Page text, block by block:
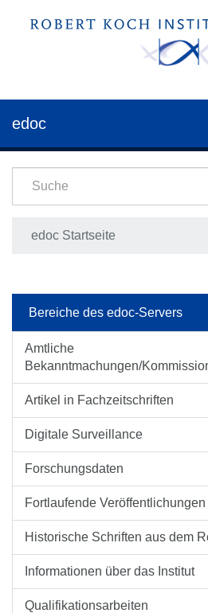
edoc
edoc Startseite
Bereiche des edoc-Servers
Amtliche
Bekanntmachungen/
Artikel in Fachzeitschriften
Digitale Surveillance
Forschungsdaten
Fortlaufende Veröffentlichungen
Historische Schriften aus dem
Informationen über das Institut
Qualifikationsarbeiten